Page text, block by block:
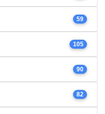
59
105
90
82